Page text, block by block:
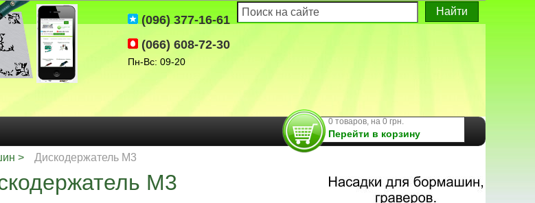
(096) 377-16-61
(066) 608-72-30
Пн-Вс: 09-20
0 товаров, на 0 грн.
Перейти в корзину
Дискодержатель M3
M3